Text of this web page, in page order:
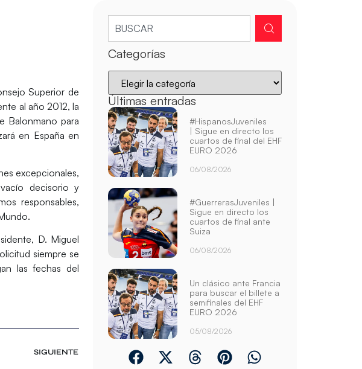
Superior de
al año 2012, la
Balonmano para
en España en
excepcionales,
decisorio y
responsables,
D. Miguel
siempre se
las fechas del
SIGUIENTE
Categorías
Últimas entradas
#HispanosJuveniles
| Sigue en directo los
cuartos de final del EHF
EURO 2026
06/08/2026
#GuerrerasJuveniles |
Sigue en directo los
cuartos de final ante
Suiza
06/08/2026
Un clásico ante Francia
para buscar el billete a
semifinales del EHF
EURO 2026
05/08/2026